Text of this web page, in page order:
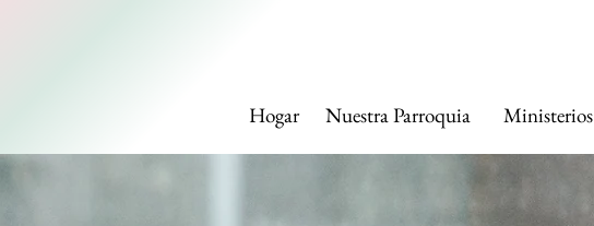
Hogar Nuestra Parroquia Ministerios